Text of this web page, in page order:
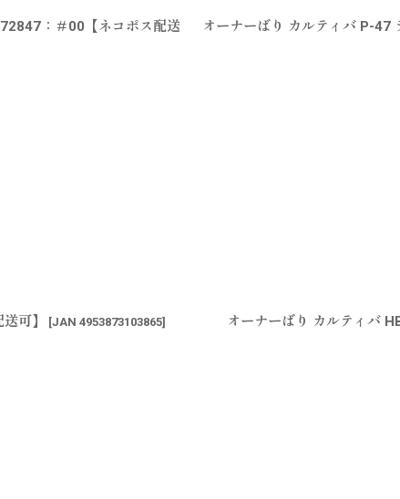
：＃00【ネコポス配送
オーナーばり カルティバ P-47
可】 [JAN 4953873103865] オーナーばり カルティバ